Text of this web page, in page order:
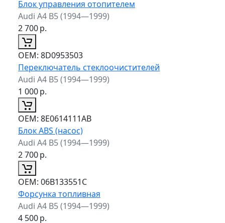
Блок управления отопителем
Audi A4 B5 (1994—1999)
2 700р.
ОЕМ: 8D0953503
Переключатель стеклоочистителей
Audi A4 B5 (1994—1999)
1 000р.
ОЕМ: 8E0614111AB
Блок ABS (насос)
Audi A4 B5 (1994—1999)
2 700р.
ОЕМ: 06B133551C
Форсунка топливная
Audi A4 B5 (1994—1999)
4 500р.